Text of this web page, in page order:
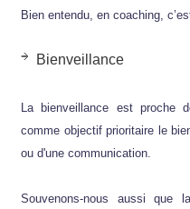
Bien entendu, en coaching,
Bienveillance
La bienveillance est proche
comme objectif prioritaire le
ou d'une communication.
Souvenons-nous aussi que